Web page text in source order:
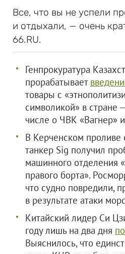
Все, что вы не успели
и отдыхали, — очень
66.RU.
Генпрокуратура
прорабатывает
товары с
символикой» в стране
числе о ЧВК «Вагнер»
В Керченском
танкер Sig получил
машинного отделения
правого борта».
что судно повредили,
в результате атаки
Китайский лидер Си
году лишь на два дня
Выяснилось, что